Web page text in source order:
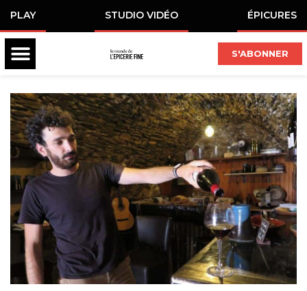
PLAY STUDIO VIDÉO ÉPICURES
S'ABONNER